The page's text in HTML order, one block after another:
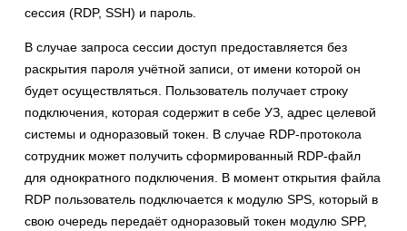
сессия (RDP, SSH) и пароль.
В случае запроса сессии доступ предоставляется без
раскрытия пароля учётной записи, от имени которой он
будет осуществляться. Пользователь получает строку
подключения, которая содержит в себе УЗ, адрес целевой
системы и одноразовый токен. В случае RDP-протокола
сотрудник может получить сформированный RDP-файл
для однократного подключения. В момент открытия файла
RDP пользователь подключается к модулю SPS, который в
свою очередь передаёт одноразовый токен модулю SPP,